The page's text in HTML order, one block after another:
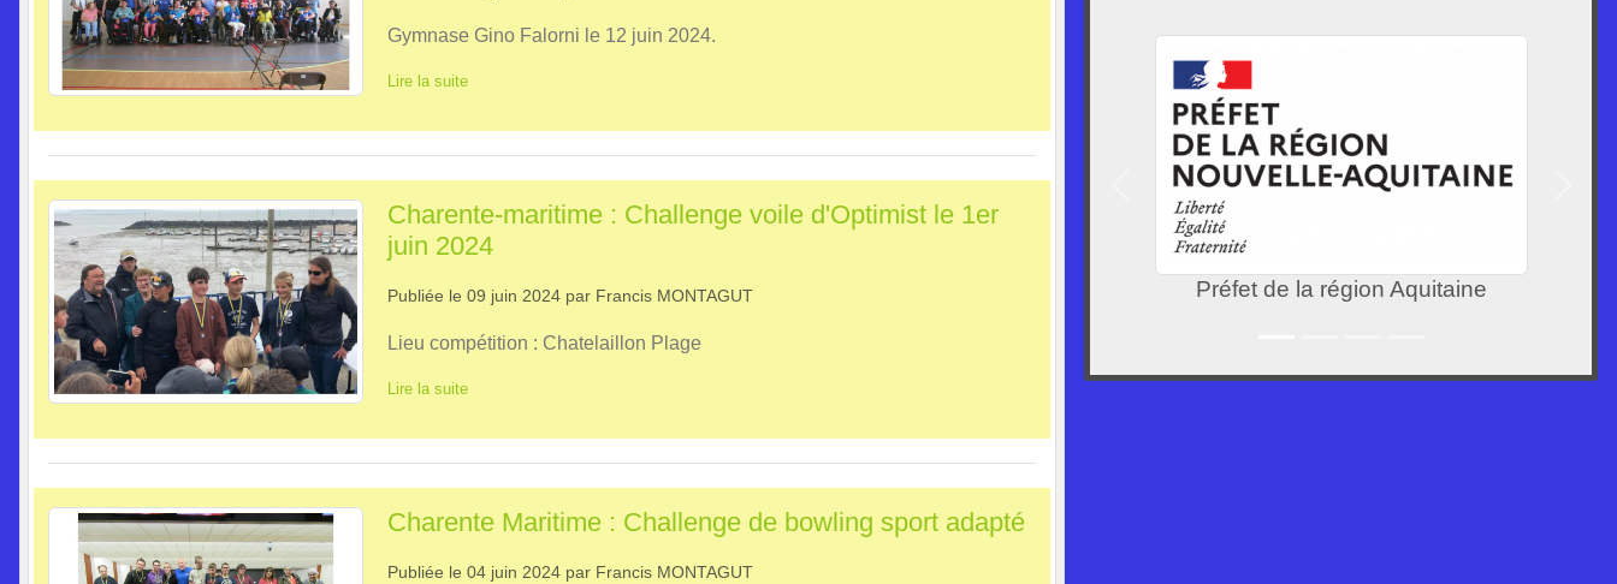
Gymnase Gino Falorni le 12 juin 2024.
Lire la suite
Charente-maritime : Challenge voile d'Optimist le 1er
juin 2024
Publiée le 09 juin 2024par Francis MONTAGUT
Lieu compétition : Chatelaillon Plage
Lire la suite
Charente Maritime : Challenge de bowling sport adapté
Publiée le 04 juin 2024par Francis MONTAGUT
Précedent